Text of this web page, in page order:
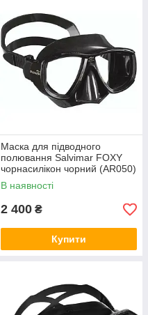
Маска для підводного
полювання Salvimar FOXY
чорнасилікон чорний (AR050)
В наявності
2 400 ₴
Купити